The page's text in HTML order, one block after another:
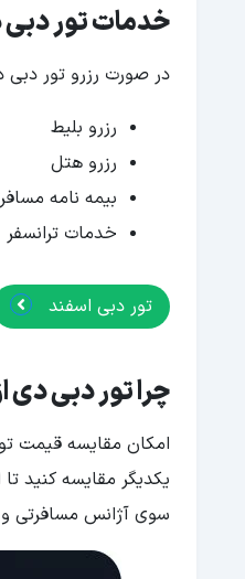
خدمات تور دبی
در صورت رزرو تور
رزرو بلیط
رزرو هتل
بیمه نامه
خدمات ترانسفر
تور دبی اسفند
چرا تور دبی دی
امکان مقایسه قیمت
یکدیگر مقایسه کنید
سوی آژانس مسافرتی و